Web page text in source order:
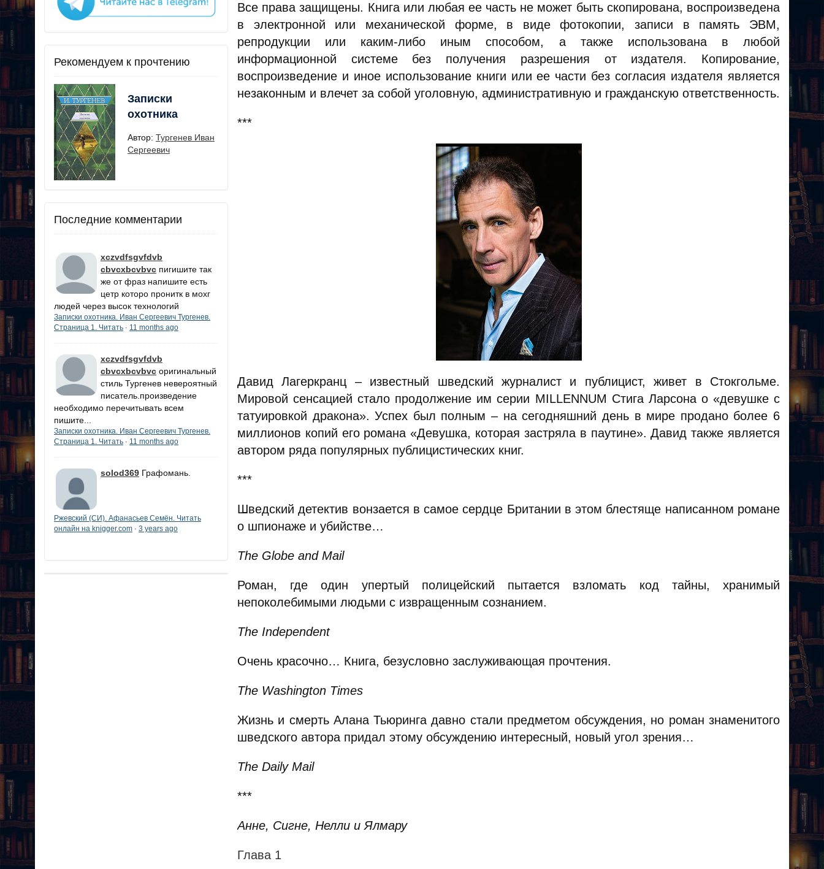
Рекомендуем к прочтению
Записки
охотника
Автор: Тургенев Иван
Сергеевич
Последние комментарии
xczvdfsgvfdvb
cbvcxbcvbvc пигишите так
же от фраз напишите есть
цетр которо пронитк в мохг
людей через высок технологий
Записки охотника. Иван Сергеевич Тургенев.
Страница 1. Читать · 11 months ago
xczvdfsgvfdvb
cbvcxbcvbvc оригинальный
стиль Тургенев невероятный
писатель.произведение
необходимо перечитывать всем
пишите...
Записки охотника. Иван Сергеевич Тургенев.
Страница 1. Читать · 11 months ago
solod369 Графомань.
Ржевский (СИ). Афанасьев Семён. Читать
онлайн на knigger.com · 3 years ago
Все права защищены. Книга или любая ее часть не может быть скопирована, воспроизведена
в электронной или механической форме, в виде фотокопии, записи в память ЭВМ,
репродукции или каким-либо иным способом, а также использована в любой
информационной системе без получения разрешения от издателя. Копирование,
воспроизведение и иное использование книги или ее части без согласия издателя является
незаконным и влечет за собой уголовную, административную и гражданскую ответственность.
***
Давид Лагеркранц – известный шведский журналист и публицист, живет в Стокгольме.
Мировой сенсацией стало продолжение им серии MILLENNUM Стига Ларсона о «девушке с
татуировкой дракона». Успех был полным – на сегодняшний день в мире продано более 6
миллионов копий его романа «Девушка, которая застряла в паутине». Давид также является
автором ряда популярных публицистических книг.
***
Шведский детектив вонзается в самое сердце Британии в этом блестяще написанном романе
о шпионаже и убийстве…
The Globe and Mail
Роман, где один упертый полицейский пытается взломать код тайны, хранимый
непоколебимыми людьми с извращенным сознанием.
The Independent
Очень красочно… Книга, безусловно заслуживающая прочтения.
The Washington Times
Жизнь и смерть Алана Тьюринга давно стали предметом обсуждения, но роман знаменитого
шведского автора придал этому обсуждению интересный, новый угол зрения…
The Daily Mail
***
Анне, Сигне, Нелли и Ялмару
Глава 1